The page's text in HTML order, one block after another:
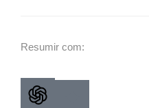
Resumir com: